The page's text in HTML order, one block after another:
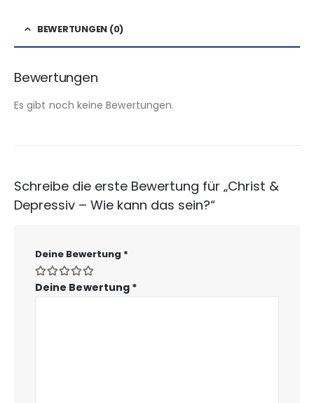
BEWERTUNGEN (0)
Bewertungen
Es gibt noch keine Bewertungen.
Schreibe die erste Bewertung für „Christ &
Depressiv – Wie kann das sein?“
Deine Bewertung *
Deine Bewertung *